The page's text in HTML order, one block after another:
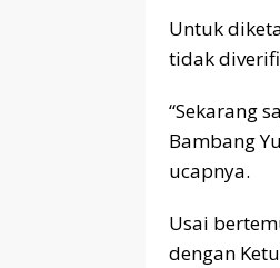
Untuk
tidak
“Sekarang
Bambang
ucapnya.
Usai
dengan